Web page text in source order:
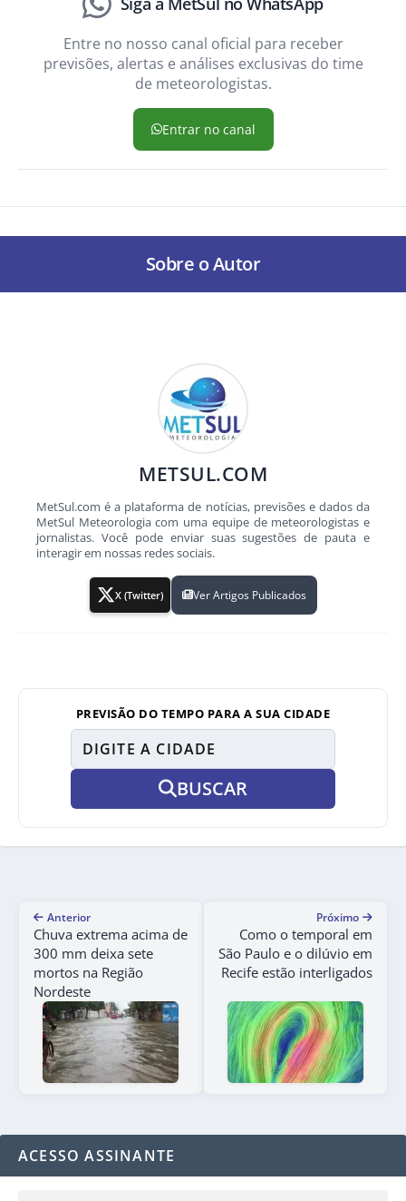
Entre no nosso canal oficial para receber
previsões, alertas e análises exclusivas do time
de meteorologistas.
Entrar no canal
Sobre o Autor
METSUL.COM
MetSul.com é a plataforma de notícias, previsões e dados da
MetSul Meteorologia com uma equipe de meteorologistas e
jornalistas. Você pode enviar suas sugestões de pauta e
interagir em nossas redes sociais.
X (Twitter) Ver Artigos Publicados
PREVISÃO DO TEMPO PARA A SUA CIDADE
BUSCAR
Anterior
Chuva extrema acima de
300 mm deixa sete
mortos na Região
Nordeste
Próximo
Como o temporal em
São Paulo e o dilúvio em
Recife estão interligados
ACESSO ASSINANTE